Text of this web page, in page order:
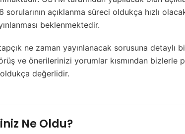
açıklanma süreci oldukça hızlı
beklenmektedir.
ne zaman yayınlanacak sorusuna detaylı
ve önerilerinizi yorumlar kısmından bizlerle
değerlidir.
Ne Oldu?